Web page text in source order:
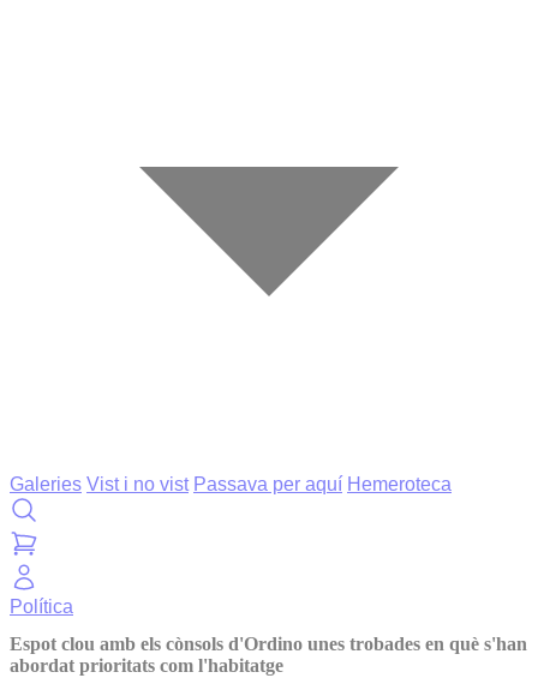
Galeries Vist i no vist Passava per aquí Hemeroteca
Política
Espot clou amb els cònsols d'Ordino unes trobades en què s'han
abordat prioritats com l'habitatge